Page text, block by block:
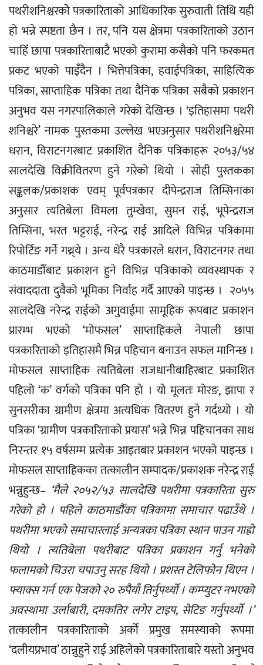
पथरीशनिश्चरकोे पत्रकारिताको आधिकारिक सुरुवाती तिथि यही
हो भन्ने स्पष्टता छैन । तर, पनि यस क्षेत्रमा पत्रकारिताको उठान
चाहिँ छापा पत्रकारिताबाटै भएको कुरामा कसैको पनि फरकमत
प्रकट भएको पाइँदैन । भित्तेपत्रिका, हवाईपत्रिका, साहित्यिक
पत्रिका, साप्ताहिक पत्रिका तथा दैनिक पत्रिका सबैको प्रकाशन
अनुभव यस नगरपालिकाले गरेको देखिन्छ । ‘इतिहासमा पथरी
शनिश्चरे’ नामक पुस्तकमा उल्लेख भएअनुसार पथरीशनिश्चरेमा
धरान, विराटनगरबाट प्रकाशित दैनिक पत्रिकाहरू २०५३/५४
सालदेखि विक्रीवितरण हुने गरेको थियो । सोही पुस्तकका
सङ्कलक/प्रकाशक एवम् पूर्वपत्रकार दीपेन्द्रराज तिम्सिनाका
अनुसार त्यतिबेला विमला तुम्खेवा, सुमन राई, भूपेन्द्रराज
तिम्सिना, भरत भट्टराई, नरेन्द्र राई आदिले विभिन्न पत्रिकामा
रिपोर्टिङ गर्ने गथ्र्ये । अन्य धेरै पत्रकारले धरान, विराटनगर तथा
काठमाडौँबाट प्रकाशन हुने विभिन्न पत्रिकाको व्यवस्थापक र
संवाददाता दुवैको भूमिका निर्वाह गर्दै आएको पाइन्छ । २०५५
सालदेखि नरेन्द्र राईको अगुवाईमा सामूहिक रूपबाट प्रकाशन
प्रारम्भ भएको ‘मोफसल’ साप्ताहिकले नेपाली छापा
पत्रकारिताको इतिहासमै भिन्न पहिचान बनाउन सफल मानिन्छ ।
मोफसल साप्ताहिक त्यतिबेला राजधानीबाहिरबाट प्रकाशित
पहिलो ‘क’ वर्गको पत्रिका पनि हो । यो मूलतः मोरङ, झापा र
सुनसरीका ग्रामीण क्षेत्रमा अत्यधिक वितरण हुने गर्दथ्यो । यो
पत्रिका ‘ग्रामीण पत्रकारिताको प्रयास’ भन्ने भिन्न पहिचानका साथ
निरन्तर १५ वर्षसम्म प्रत्येक आइतबार प्रकाशन भएको पाइन्छ ।
मोफसल साप्ताहिकका तत्कालीन सम्पादक/प्रकाशक नरेन्द्र राई
भन्नुहुन्छ– ‘मैले २०५२/५३ सालदेखि पथरीमा पत्रकारिता सुरु
गरेको हो । पहिले काठमाडौँका पत्रिकामा समाचार पढाउँथे ।
पथरीमा भएको समाचारलाई अन्यत्रका पत्रिका स्थान पाउन गाह्रो
थियो । त्यतिबेला पथरीबाट पत्रिका प्रकाशन गर्नु भनेको
फलामको चिउरा चपाउनु सरह थियो । प्रशस्त टेलिफोन थिएन ।
फ्याक्स गर्न एक पेजको २० रुपैयाँ तिर्नुपर्थ्याे । कम्प्युटर नभएको
अवस्थामा उर्लाबारी, दमकतिर लगेर टाइप, सेटिङ गर्नुपर्थ्याे ।’
तत्कालीन पत्रकारिताको अर्को प्रमुख समस्याको रूपमा
‘दलीयप्रभाव’ ठान्नुहुने राई अहिलेको पत्रकारिताबारे यस्तो अनुभव